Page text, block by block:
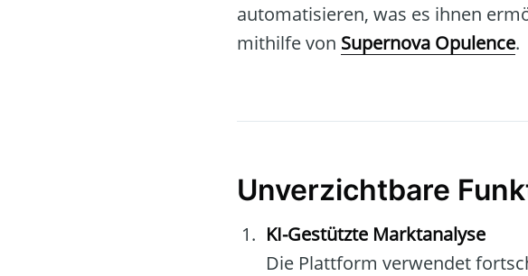
automatisieren, was es ihnen
mithilfe von Supernova Opulence.
Unverzichtbare
KI-Gestützte Marktanalyse
Die Plattform verwendet